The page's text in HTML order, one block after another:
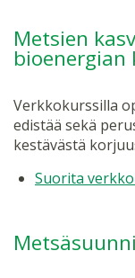
Metsien
bioenergian
Verkkokurssilla
edistää sekä
kestävästä
Suorita